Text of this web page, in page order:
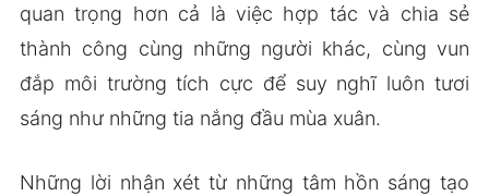
quan trọng hơn cả là việc hợp tác và chia sẻ
thành công cùng những người khác, cùng vun
đắp môi trường tích cực để suy nghĩ luôn tươi
sáng như những tia nắng đầu mùa xuân.
Những lời nhận xét từ những tâm hồn sáng tạo